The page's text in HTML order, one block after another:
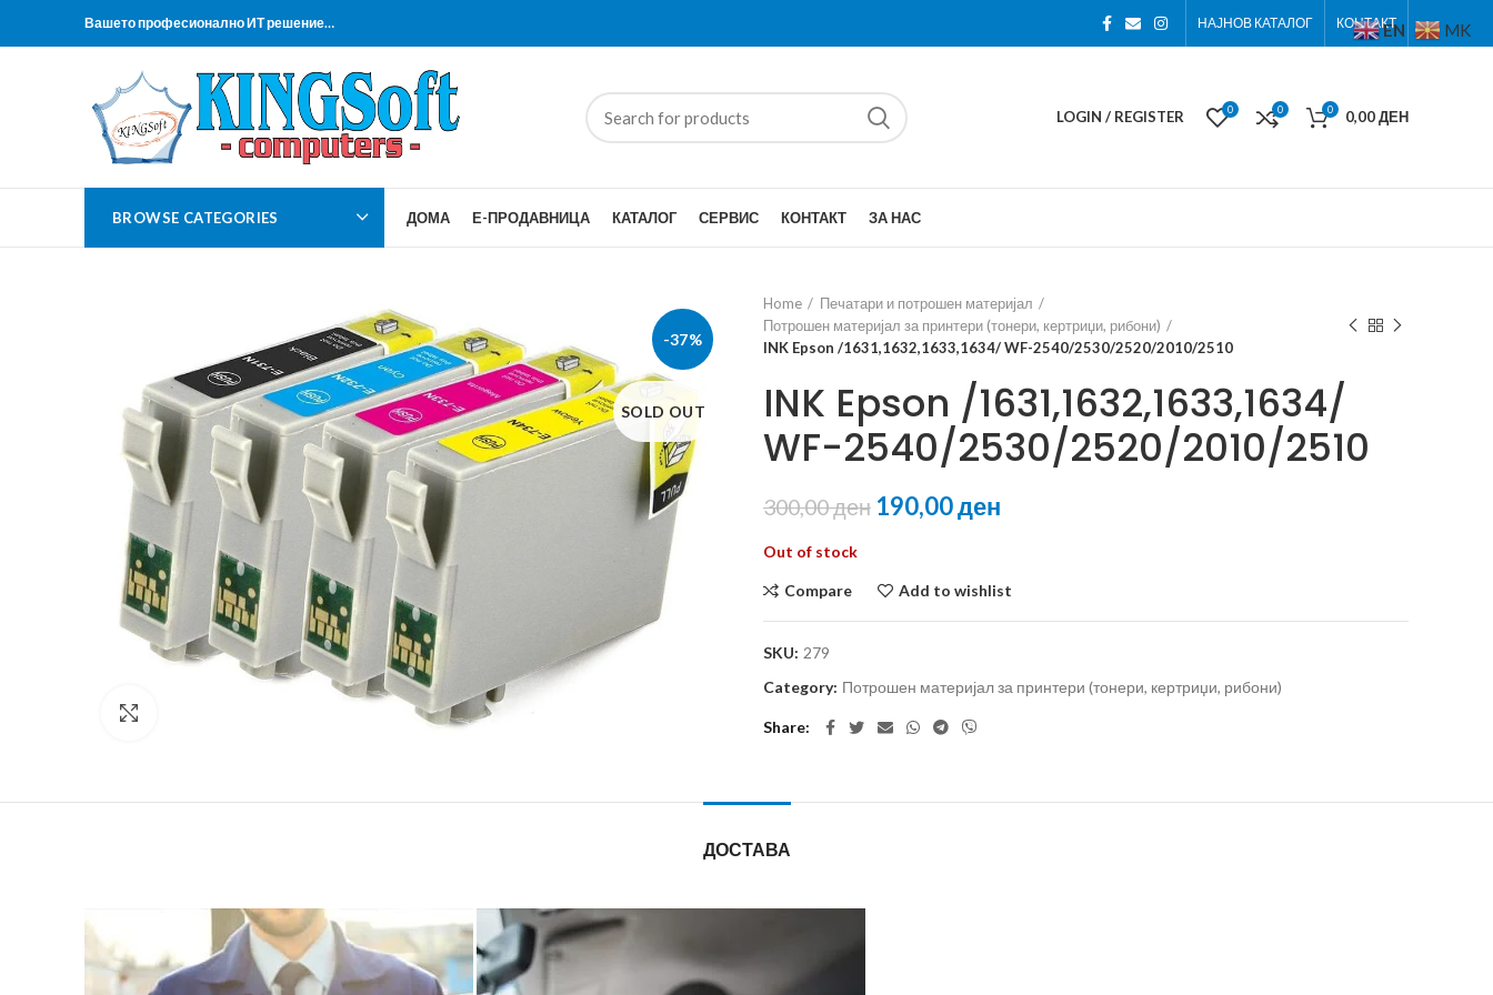
Вашето професионално ИТ решение… НАЈНОВ КАТАЛОГ КОНТАКТ
LOGIN / REGISTER 0 0 0 0,00ДЕН
BROWSE CATEGORIES ДОМА Е-ПРОДАВНИЦА КАТАЛОГ СЕРВИС КОНТАКТ ЗА НАС
-37%
SOLD OUT
Home
Печатари и потрошен материјал
Потрошен материјал за принтери (тонери, кертриџи, рибони)
INK Epson /1631,1632,1633,1634/ WF-2540/2530/2520/2010/2510
INK Epson /1631,1632,1633,1634/
WF-2540/2530/2520/2010/2510
300,00ден 190,00ден
Out of stock
Compare Add to wishlist
SKU: 279
Category: Потрошен материјал за принтери (тонери, кертриџи, рибони)
Share
ДОСТАВА
EN MK